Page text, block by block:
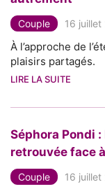
Couple 16 juillet
À l’approche de
plaisirs partagés.
LIRE LA SUITE
Séphora Pondi
retrouvée face
Couple 16 juillet